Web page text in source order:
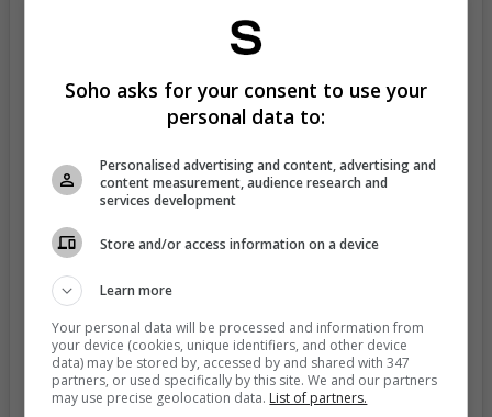
View this post on Instagram
Soho asks for your consent to use your
personal data to:
Personalised advertising and content, advertising and
content measurement, audience research and
services development
Store and/or access information on a device
Learn more
Your personal data will be processed and information from
your device (cookies, unique identifiers, and other device
data) may be stored by, accessed by and shared with 347
partners, or used specifically by this site. We and our partners
may use precise geolocation data. List of partners.